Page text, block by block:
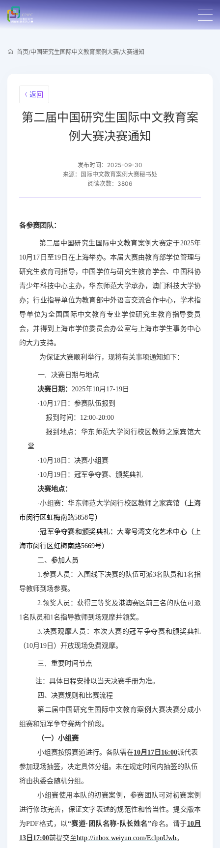
首页/中国研究生国际中文教育案例大赛/大赛通知
返回
第二届中国研究生国际中文教育案
例大赛决赛通知
发布时间：2025-09-30
来源：国际中文教育案例大赛秘书处
阅读次数：3806
各参赛团队：
第二届中国研究生国际中文教育案例大赛定于2025年
10月 17 日至19 日 在上海举办。本届大赛由教育部学位管理与
研究生教育司指导，中国学位与研究生教育学会、中国科协
青少年科技中心主办，华东师范大学承办，澳门科技大学协
办；行业指导单位为教育部中外语言交流合作中心，学术指
导单位为全国国际中文教育专业学位研究生教育指导委员
会，并得到上海市学位委员会办公室与上海市学生事务中心
的大力支持。
为保证大赛顺利举行，现将有关事项通知如下：
一、 决赛日期与地点
决赛日期： 2025年10月 17-19 日
· 10月 17 日：参赛队伍报到
报到 时间： 12:00-20:00
报到地点：华东师范大学闵行校区教师之家宾馆大
堂
·10月18日：决赛小组赛
·10月19日：冠军争夺赛、颁奖典礼
决赛地点：
·小组赛：华东师范大学闵行校区教师之家宾馆 （上海
市闵行区虹梅南路5858号）
·冠军争夺赛和颁奖典礼：大零号湾文化艺术中心（上
海市闵行区虹梅南路5669号）
二、参加人员
1 .参赛人员：
入围线下决赛的队伍可派3名队员和1名指
导教师到场参赛。
2.领奖人员：获得三等奖及港澳赛区前三名的队伍可派
1名队员和1名指导教师到场观摩并领奖。
3.决赛观摩人员：本次大赛的冠军争夺赛和颁奖典礼
（10月19日）开放现场免费观摩。
三 、重要时间节点
注：具体日程安排以当天决赛手册为准。
四、决赛规则和比赛流程
第二届中国研究生国际中文教育案例大赛决赛分成小
组赛和冠军争夺赛两个阶段。
（一）小组赛
小组赛按照赛道进行。各队需在10月17日16:00派代表
参加现场抽签，决定具体分组。未在规定时间内抽签的队伍
将由执委会随机分组。
小组赛使用本队的初赛案例，参赛团队可对初赛案例
进行修改完善，保证文字表述的规范性和恰当性。提交版本
为PDF格式，以“赛道- 团队名称- 队长姓名”命名。 请于10月
13日17:00前提交至http://inbox.weiyun.com/EclpnUwb。